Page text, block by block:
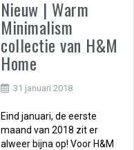
Nieuw | Warm
Minimalism
collectie van H&M
Home
31 januari 2018
Eind januari, de eerste
maand van 2018 zit er
alweer bijna op! Voor H&M